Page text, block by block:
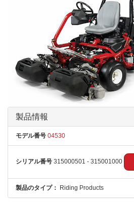
製品情報
モデル番号 04530
シリアル番号 315000501 - 315001000
製品のタイプ： Riding Products